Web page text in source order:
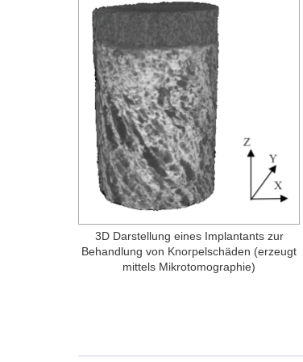
3D Darstellung eines Implantants zur
Behandlung von Knorpelschäden (erzeugt
mittels Mikrotomographie)